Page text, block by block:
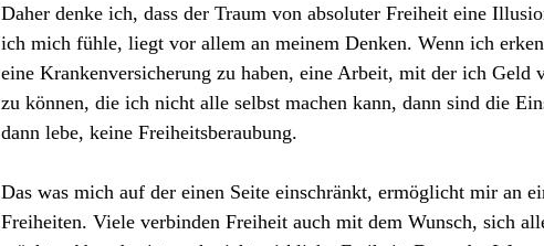
Daher denke ich, dass der Traum von absoluter Freiheit eine
ich mich fühle, liegt vor allem an meinem Denken. Wenn ich
eine Krankenversicherung zu haben, eine Arbeit, mit der ich Geld
zu können, die ich nicht alle selbst machen kann, dann sind die
dann lebe, keine Freiheitsberaubung.
Das was mich auf der einen Seite einschränkt, ermöglicht mir an
Freiheiten. Viele verbinden Freiheit auch mit dem Wunsch, sich